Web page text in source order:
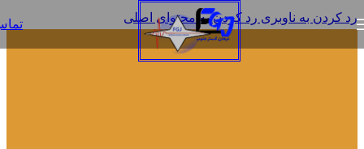
رد کردن به ناوبری رد کردن به محتوای اصلی